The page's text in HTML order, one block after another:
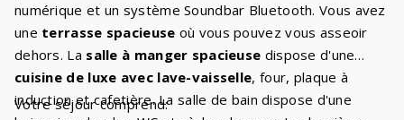
numérique et un système Soundbar Bluetooth. Vous avez
une terrasse spacieuse où vous pouvez vous asseoir
dehors. La salle à manger spacieuse dispose d'une
cuisine de luxe avec lave-vaisselle, four, plaque à
induction et cafetière. La salle de bain dispose d'une
Votre séjour comprend: